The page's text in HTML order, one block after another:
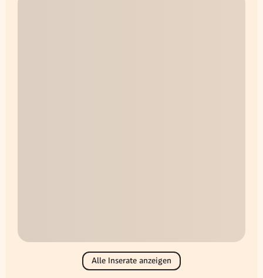
Alle Inserate anzeigen